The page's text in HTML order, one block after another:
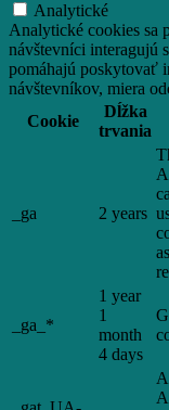
Analytické
Analytické cookies sa
návštevníci interagujú
pomáhajú poskytovať
návštevníkov, miera
Cookie
Dĺžka
trvania
_ga 2 years
_ga_*
1 year
1
month
4 days